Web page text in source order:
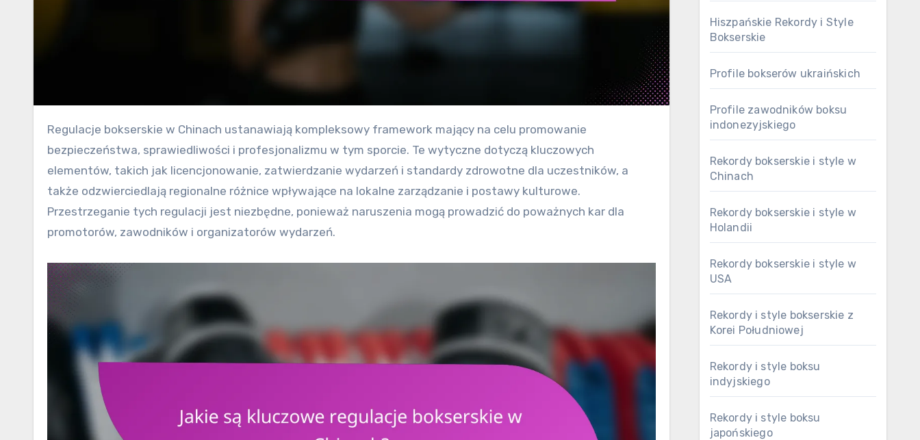
Regulacje bokserskie w Chinach ustanawiają kompleksowy framework mający na celu promowanie
bezpieczeństwa, sprawiedliwości i profesjonalizmu w tym sporcie. Te wytyczne dotyczą kluczowych
elementów, takich jak licencjonowanie, zatwierdzanie wydarzeń i standardy zdrowotne dla uczestników, a
także odzwierciedlają regionalne różnice wpływające na lokalne zarządzanie i postawy kulturowe.
Przestrzeganie tych regulacji jest niezbędne, ponieważ naruszenia mogą prowadzić do poważnych kar dla
promotorów, zawodników i organizatorów wydarzeń.
Hiszpańskie Rekordy i Style
Bokserskie
Profile bokserów ukraińskich
Profile zawodników boksu
indonezyjskiego
Rekordy bokserskie i style w
Chinach
Rekordy bokserskie i style w
Holandii
Rekordy bokserskie i style w
USA
Rekordy i style bokserskie z
Korei Południowej
Rekordy i style boksu
indyjskiego
Rekordy i style boksu
japońskiego